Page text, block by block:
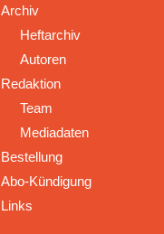
Archiv
Heftarchiv
Autoren
Redaktion
Team
Mediadaten
Bestellung
Abo-Kündigung
Links